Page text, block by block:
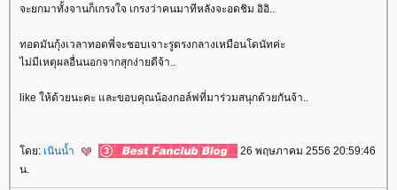
จะยกมาทั้งจานก็เกรงใจ เกรงว่าคนมาทีหลังจะอดชิม อิอิ..
ทอดมันกุ้งเวลาทอดพี่จะชอบเจาะรูตรงกลางเหมือนโดนัทค่ะ
ไม่มีเหตุผลอื่นนอกจากสุกง่ายดีจ้า..
like ให้ด้วยนะคะ และขอบคุณน้องกอล์ฟที่มาร่วมสนุกด้วยกันจ้า..
ดย: เนินน้ำ
26 พฤษภาคม 2556 20:59:46
น.